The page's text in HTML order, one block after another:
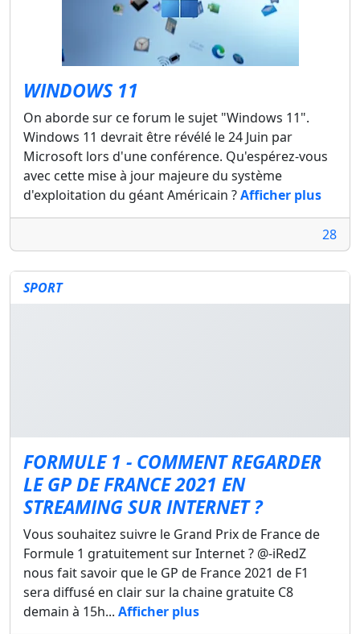
WINDOWS 11
On aborde sur ce forum le sujet "Windows 11".
Windows 11 devrait être révélé le 24 Juin par
Microsoft lors d'une conférence. Qu'espérez-vous
avec cette mise à jour majeure du système
d'exploitation du géant Américain ?Afficher plus
28
SPORT
FORMULE 1 - COMMENT REGARDER
LE GP DE FRANCE 2021 EN
STREAMING SUR INTERNET ?
Vous souhaitez suivre le Grand Prix de France de
Formule 1 gratuitement sur Internet ? @-iRedZ
nous fait savoir que le GP de France 2021 de F1
sera diffusé en clair sur la chaine gratuite C8
demain à 15h... Afficher plus